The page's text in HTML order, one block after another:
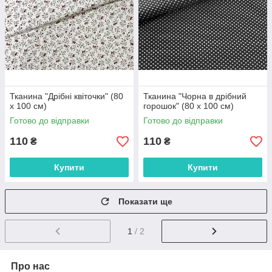
Тканина "Дрібні квіточки" (80
х 100 см)
Готово до відправки
110 ₴
Купити
Тканина "Чорна в дрібний
горошок" (80 х 100 см)
Готово до відправки
110 ₴
Купити
Показати ще
1 / 2
Про нас